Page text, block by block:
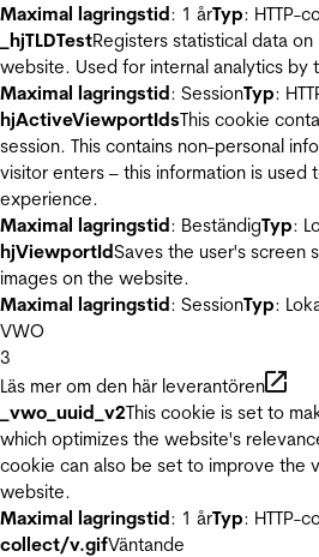
Maximal lagringstid: 1 årTyp: HTTP-
_hjTLDTestRegisters statistical data
website. Used for internal analytics by
Maximal lagringstid: SessionTyp:
hjActiveViewportIdsThis cookie
session. This contains non-personal
visitor enters – this information is used
experience.
Maximal lagringstid: BeständigTyp:
hjViewportIdSaves the user's screen
images on the website.
Maximal lagringstid: SessionTyp:
VWO
3
Läs mer om den här leverantören
_vwo_uuid_v2This cookie is set to
which optimizes the website's
cookie can also be set to improve the
website.
Maximal lagringstid: 1 årTyp: HTTP-
collect/v.gifVäntande